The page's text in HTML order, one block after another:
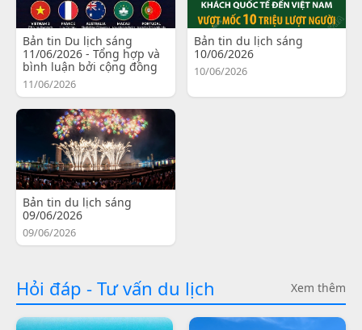
Bản tin Du lịch sáng
11/06/2026 - Tổng hợp và
bình luận bởi cộng đồng
11/06/2026
Bản tin du lịch sáng
10/06/2026
10/06/2026
Bản tin du lịch sáng
09/06/2026
09/06/2026
Hỏi đáp - Tư vấn du lịch Xem thêm